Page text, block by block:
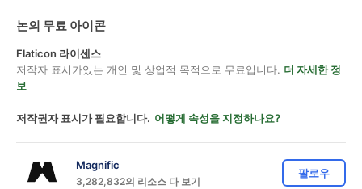
논의 무료 아이콘
Flaticon 라이센스
저작자 표시가있는 개인 및 상업적 목적으로 무료입니다. 더 자세한 정
보
저작권자 표시가 필요합니다. 어떻게 속성을 지정하나요?
Magnific
3,282,832의 리소스 다 보기
팔로우